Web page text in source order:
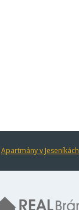
Apartmány v Jeseníkách